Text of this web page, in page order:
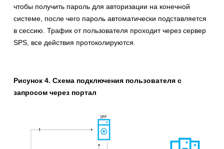
чтобы получить пароль для авторизации на конечной
системе, после чего пароль автоматически подставляется
в сессию. Трафик от пользователя проходит через сервер
SPS, все действия протоколируются.
Рисунок 4. Схема подключения пользователя с
запросом через портал